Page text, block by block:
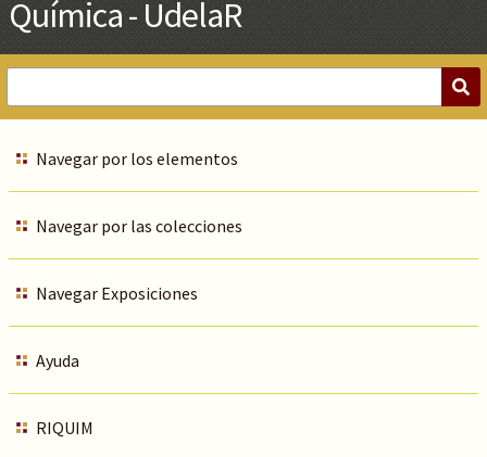
Navegar por los elementos
Navegar por las colecciones
Navegar Exposiciones
Ayuda
RIQUIM